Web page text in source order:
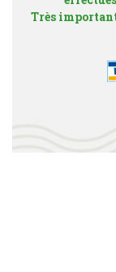
Très